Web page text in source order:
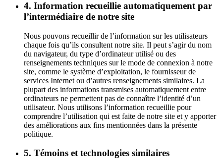
4. Information recueillie automatiquement par
l’intermédiaire de notre site
Nous pouvons recueillir de l’information sur les utilisateurs
chaque fois qu’ils consultent notre site. Il peut s’agir du nom
du navigateur, du type d’ordinateur utilisé ou des
renseignements techniques sur le mode de connexion à notre
site, comme le système d’exploitation, le fournisseur de
services Internet ou d’autres renseignements similaires. La
plupart des informations transmises automatiquement entre
ordinateurs ne permettent pas de connaître l’identité d’un
utilisateur. Nous utilisons l’information recueillie pour
comprendre l’utilisation qui est faite de notre site et y apporter
des améliorations aux fins mentionnées dans la présente
politique.
5. Témoins et technologies similaires